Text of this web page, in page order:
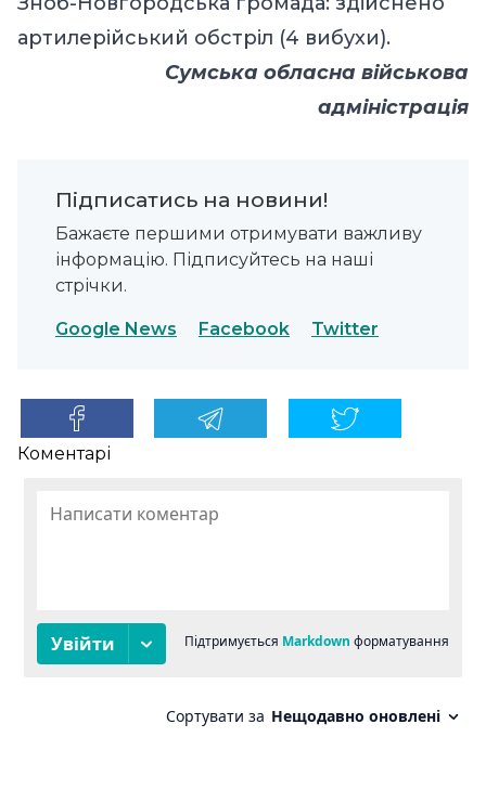
артилерійський обстріл (4 вибухи).
Сумська обласна військова
адміністрація
Підписатись на новини!
Бажаєте першими отримувати важливу
інформацію. Підписуйтесь на наші
стрічки.
Google News Facebook Twitter
Коментарі